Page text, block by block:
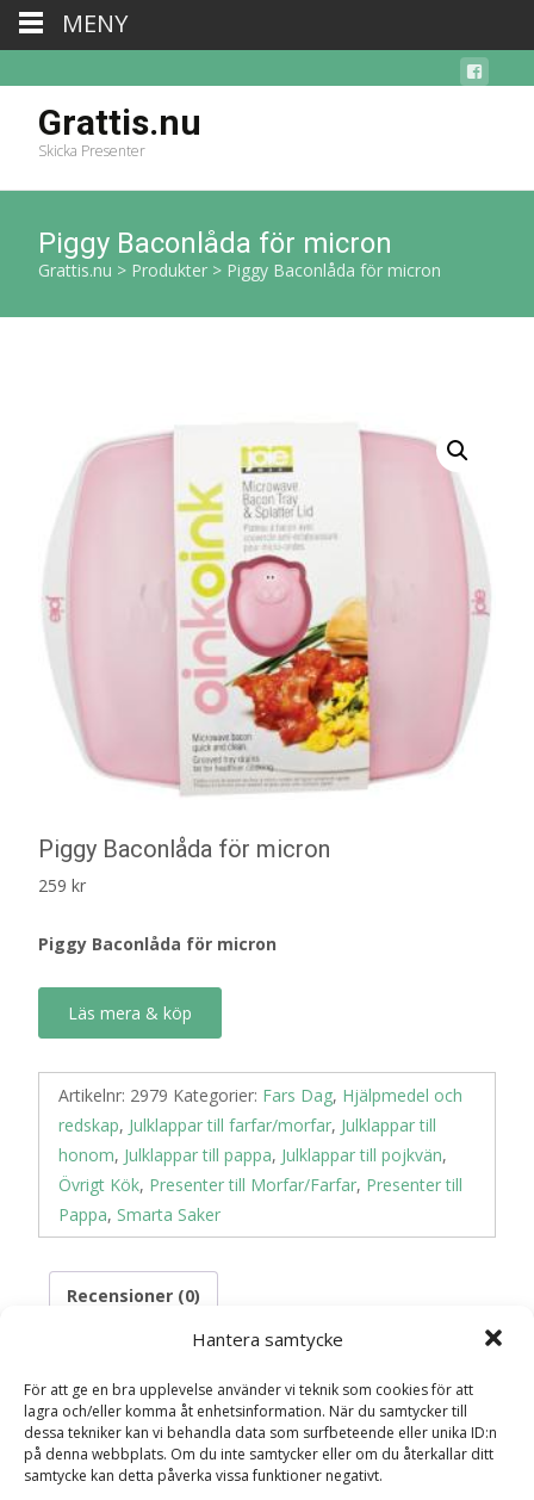
Hantera samtycke
För att ge en bra upplevelse använder vi teknik som cookies för att
lagra och/eller komma åt enhetsinformation. När du samtycker till
dessa tekniker kan vi behandla data som surfbeteende eller unika ID:n
på denna webbplats. Om du inte samtycker eller om du återkallar ditt
samtycke kan detta påverka vissa funktioner negativt.
Grattis.nu
Skicka Presenter
Piggy Baconlåda för micron
Grattis.nu > Produkter > Piggy Baconlåda för micron
Piggy Baconlåda för micron
259 kr
Piggy Baconlåda för micron
Läs mera & köp
Artikelnr: 2979 Kategorier: Fars Dag, Hjälpmedel och
redskap, Julklappar till farfar/morfar, Julklappar till
honom, Julklappar till pappa, Julklappar till pojkvän,
Övrigt Kök, Presenter till Morfar/Farfar, Presenter till
Pappa, Smarta Saker
Recensioner (0)
Recensioner
Det finns inga recensioner än.
MENY